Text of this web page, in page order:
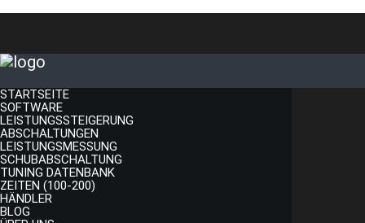
STARTSEITE
SOFTWARE
LEISTUNGSSTEIGERUNG
ABSCHALTUNGEN
LEISTUNGSMESSUNG
SCHUBABSCHALTUNG
TUNING DATENBANK
ZEITEN (100-200)
HÄNDLER
BLOG